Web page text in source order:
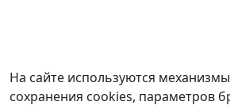
На сайте используются
сохранения cookies, параметров